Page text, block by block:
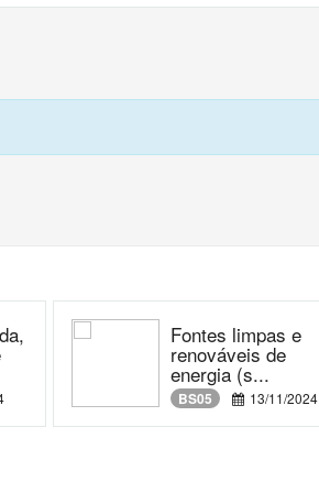
Fontes limpas e
renováveis de
energia (s...
BS05 13/11/2024